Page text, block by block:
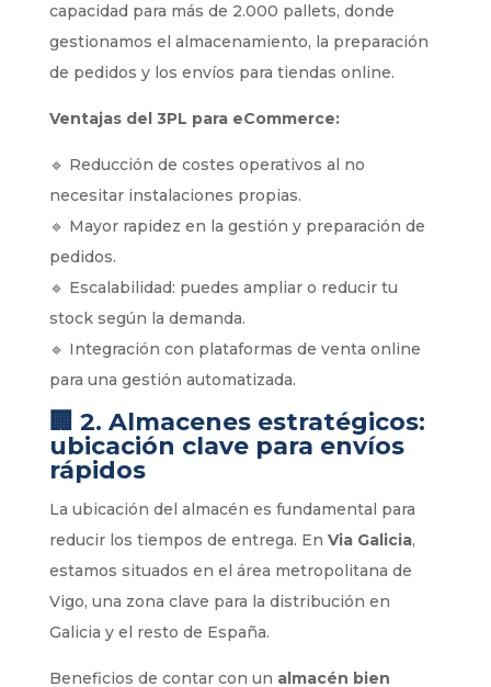
capacidad para más de 2.000 pallets, donde
gestionamos el almacenamiento, la preparación
de pedidos y los envíos para tiendas online.
Ventajas del 3PL para eCommerce:
🔹 Reducción de costes operativos al no
necesitar instalaciones propias.
🔹 Mayor rapidez en la gestión y preparación de
pedidos.
🔹 Escalabilidad: puedes ampliar o reducir tu
stock según la demanda.
🔹 Integración con plataformas de venta online
para una gestión automatizada.
🏢 2. Almacenes estratégicos:
ubicación clave para envíos
rápidos
La ubicación del almacén es fundamental para
reducir los tiempos de entrega. En Via Galicia,
estamos situados en el área metropolitana de
Vigo, una zona clave para la distribución en
Galicia y el resto de España.
Beneficios de contar con un almacén bien